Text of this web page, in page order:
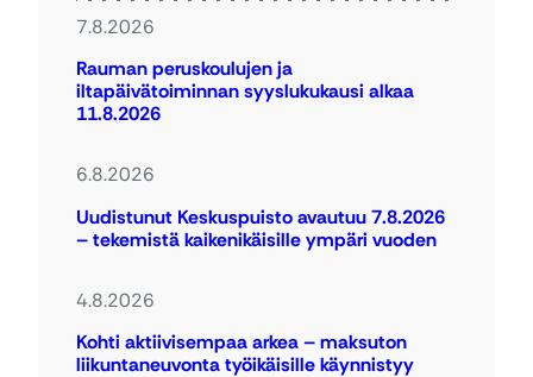
7.8.2026
Rauman peruskoulujen ja
iltapäivätoiminnan syyslukukausi alkaa
11.8.2026
6.8.2026
Uudistunut Keskuspuisto avautuu 7.8.2026
– tekemistä kaikenikäisille ympäri vuoden
4.8.2026
Kohti aktiivisempaa arkea – maksuton
liikuntaneuvonta työikäisille käynnistyy